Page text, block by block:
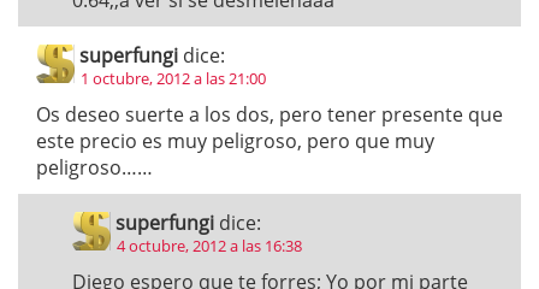
superfungi dice:
1 octubre, 2012 a las 21:00
Os deseo suerte a los dos, pero tener presente que
este precio es muy peligroso, pero que muy
peligroso……
superfungi dice:
4 octubre, 2012 a las 16:38
Diego espero que te forres; Yo por mi parte